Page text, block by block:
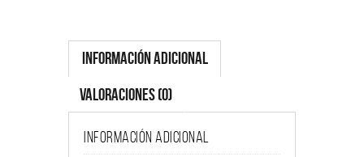
Información adicional
Valoraciones (0)
Información adicional